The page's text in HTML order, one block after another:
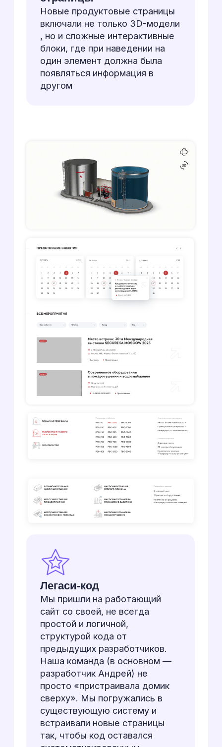
стабильность
Провели «ремонтные работы»,
исправив ошибки в календарях
и других разделах , и внедрили
сложную систему сбора
согласий на обработку данных,
Вышли на новый
рынок
Подготовили и запустили
полную копию сайта для
выхода компании на рынок
Казахстана, уложившись в
сжатые сроки, которые были
Мы регулярно получали
позитивную обратную связь
и слова благодарности
за оперативность и четкость
в решении проблем.
Flamax.ru — это яркий пример
того, что в B2B-разработке
скрупулезность, экспертиза
и умение работать
на опережение ценятся
Фламакс
Все началось с того, что
обратились к ним за
разработкой нового раздела
сайта. Понравилось, что коллеги
трудности и попутно
предлагают оптимальные
решение, которые
положительно сказываются на
стоимости и сроках реализации
проекта. Руководитель проекта
всегда с нами на связи и
оперативно предоставляет всю
необходимую информацию о
ходе работ, а также напоминает
нам о необходимости в
предоставлении материалов
или согласовании тех или иных
моментов.
Спасибо за ваш труд и
профессионализм!
5Удовлетворенность
5
Соблюдение сроков
5
Профессионализм сотрудников